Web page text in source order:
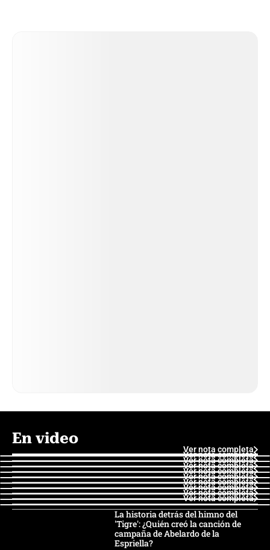
En video
Ver nota completa
Ver nota completa
Ver nota completa
Ver nota completa
Ver nota completa
Ver nota completa
Ver nota completa
Ver nota completa
Ver nota completa
Ver nota completa
La historia detrás del himno del
'Tigre': ¿Quién creó la canción de
campaña de Abelardo de la
Espriella?